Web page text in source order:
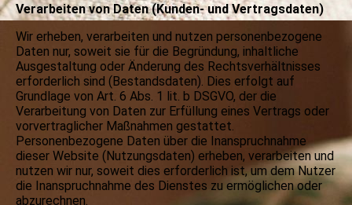
Verarbeiten von Daten (Kunden- und Vertragsdaten)
Wir erheben, verarbeiten und nutzen personenbezogene
Daten nur, soweit sie für die Begründung, inhaltliche
Ausgestaltung oder Änderung des Rechtsverhältnisses
erforderlich sind (Bestandsdaten). Dies erfolgt auf
Grundlage von Art. 6 Abs. 1 lit. b DSGVO, der die
Verarbeitung von Daten zur Erfüllung eines Vertrags oder
vorvertraglicher Maßnahmen gestattet.
Personenbezogene Daten über die Inanspruchnahme
dieser Website (Nutzungsdaten) erheben, verarbeiten und
nutzen wir nur, soweit dies erforderlich ist, um dem Nutzer
die Inanspruchnahme des Dienstes zu ermöglichen oder
abzurechnen.